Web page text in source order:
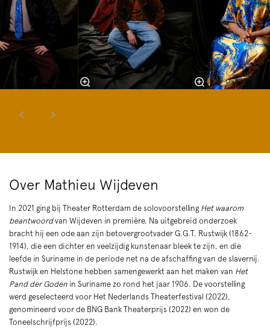
Over Mathieu Wijdeven
In 2021 ging bij Theater Rotterdam de solovoorstelling Het waarom
beantwoordvan Wijdeven in première. Na uitgebreid onderzoek
bracht hij een ode aan zijn betovergrootvader G.G.T. Rustwijk (1862-
1914), die een dichter en veelzijdig kunstenaar bleek te zijn, en die
leefde in Suriname in de periode net na de afschaffing van de slavernij.
Rustwijk en Helstone hebben samengewerkt aan het maken van Het
Pand der Goden in Suriname zo rond het jaar 1906. De voorstelling
werd geselecteerd voor Het Nederlands Theaterfestival (2022),
genomineerd voor de BNG Bank Theaterprijs (2022) en won de
Toneelschrijfprijs (2022).